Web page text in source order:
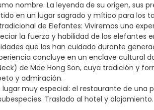
nombre. La leyenda de su origen, sus
en un lugar sagrado y mítico para los
de Elefantes: Viviremos una
la fuerza y habilidad de los elefantes
que las han cuidado durante
concluye en un enclave cultural
de Mae Hong Son, cuya tradición y
y admiración.
muy especial: el restaurante de una
Traslado al hotel y alojamiento.